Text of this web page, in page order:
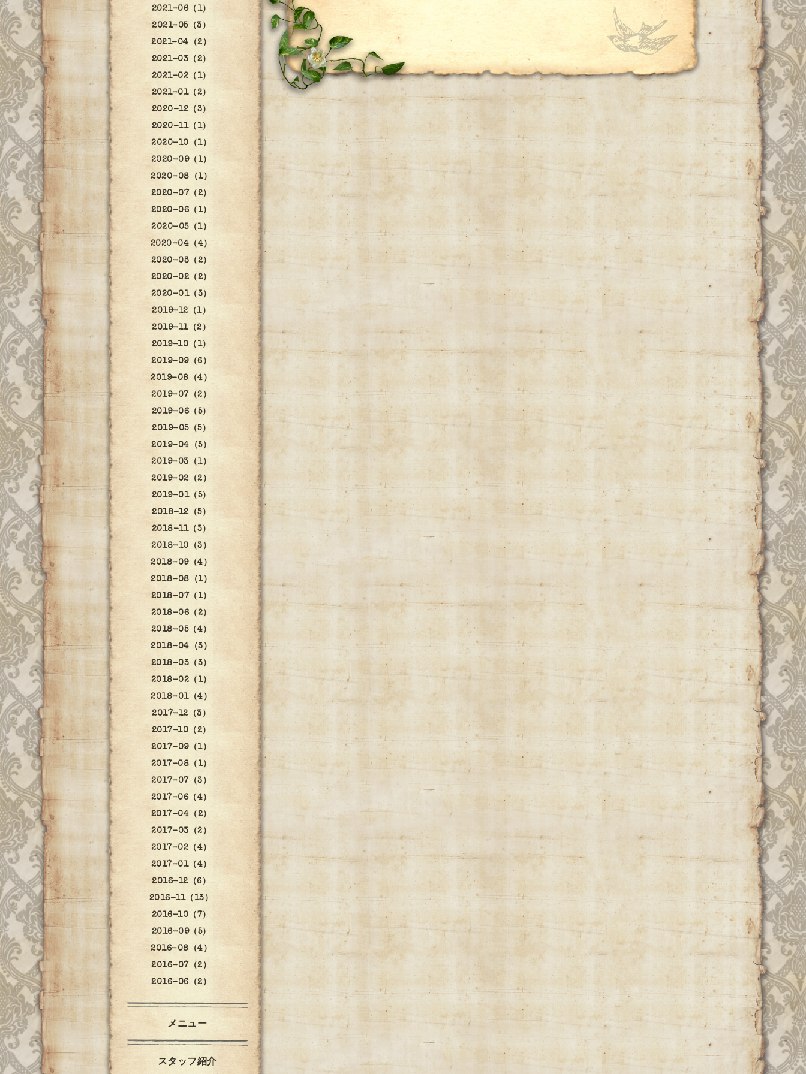
2021-06（1）
2021-05（3）
2021-04（2）
2021-03（2）
2021-02（1）
2021-01（2）
2020-12（3）
2020-11（1）
2020-10（1）
2020-09（1）
2020-08（1）
2020-07（2）
2020-06（1）
2020-05（1）
2020-04（4）
2020-03（2）
2020-02（2）
2020-01（3）
2019-12（1）
2019-11（2）
2019-10（1）
2019-09（6）
2019-08（4）
2019-07（2）
2019-06（5）
2019-05（5）
2019-04（5）
2019-03（1）
2019-02（2）
2019-01（5）
2018-12（5）
2018-11（3）
2018-10（3）
2018-09（4）
2018-08（1）
2018-07（1）
2018-06（2）
2018-05（4）
2018-04（3）
2018-03（3）
2018-02（1）
2018-01（4）
2017-12（3）
2017-10（2）
2017-09（1）
2017-08（1）
2017-07（3）
2017-06（4）
2017-04（2）
2017-03（2）
2017-02（4）
2017-01（4）
2016-12（6）
2016-11（13）
2016-10（7）
2016-09（5）
2016-08（4）
2016-07（2）
2016-06（2）
メニュー
スタッフ紹介